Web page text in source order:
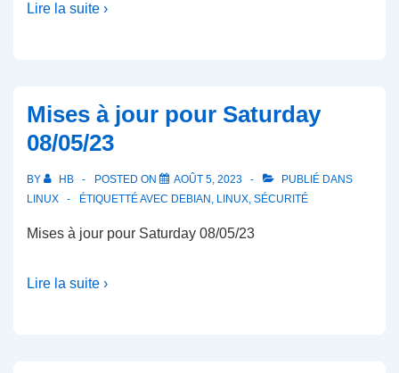
Lire la suite ›
Mises à jour pour Saturday
08/05/23
BY HB POSTED ON AOÛT 5, 2023
PUBLIÉ DANS
LINUX
ÉTIQUETTÉ AVEC DEBIAN , LINUX, SÉCURITÉ
Mises à jour pour Saturday 08/05/23
Lire la suite ›